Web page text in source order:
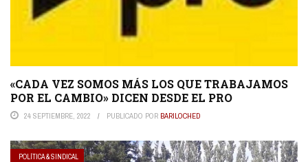
«CADA VEZ SOMOS MÁS LOS QUE TRABAJAMOS
POR EL CAMBIO» DICEN DESDE EL PRO
24 SEPTIEMBRE, 2022 PUBLICADO POR BARILOCHED
POLÍTICA & SINDICAL